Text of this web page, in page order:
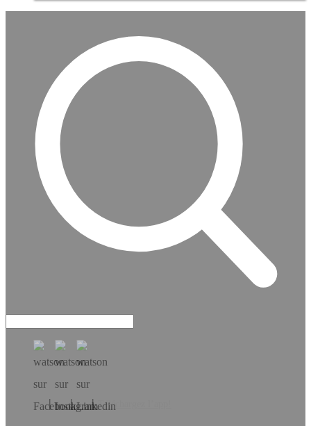
Téléchargez l’app!